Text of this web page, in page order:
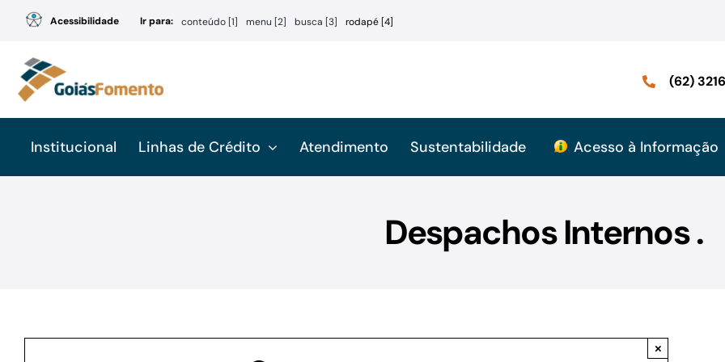
conteúdo
Acessibilidade Ir para: conteúdo [1] menu [2] busca [3] rodapé [4]
(62)
Institucional Linhas de Crédito Atendimento Sustentabilidade Acesso à Informação
Despachos Internos .
×